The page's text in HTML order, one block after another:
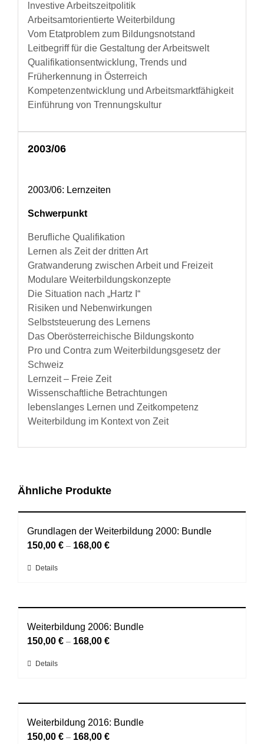
lnvestive Arbeitszeitpolitik
Arbeitsamtorientierte Weiterbildung
Vom Etatproblem zum Bildungsnotstand
Leitbegriff für die Gestaltung der Arbeitswelt
Qualifikationsentwicklung, Trends und
Früherkennung in Österreich
Kompetenzentwicklung und Arbeitsmarktfähigkeit
Einführung von Trennungskultur
2003/06
2003/06: Lernzeiten
Schwerpunkt
Berufliche Qualifikation
Lernen als Zeit der dritten Art
Gratwanderung zwischen Arbeit und Freizeit
Modulare Weiterbildungskonzepte
Die Situation nach „Hartz I“
Risiken und Nebenwirkungen
Selbststeuerung des Lernens
Das Oberösterreichische Bildungskonto
Pro und Contra zum Weiterbildungsgesetz der
Schweiz
Lernzeit – Freie Zeit
Wissenschaftliche Betrachtungen
lebenslanges Lernen und Zeitkompetenz
Weiterbildung im Kontext von Zeit
Ähnliche Produkte
Grundlagen der Weiterbildung 2000: Bundle
150,00 € – 168,00 €
Dieses
mehrere
auf.
Die
können
Produktseite
gewählt
Details
Weiterbildung 2006: Bundle
150,00 € – 168,00 €
Dieses
mehrere
auf.
Die
Details
Weiterbildung 2016: Bundle
150,00 € – 168,00 €